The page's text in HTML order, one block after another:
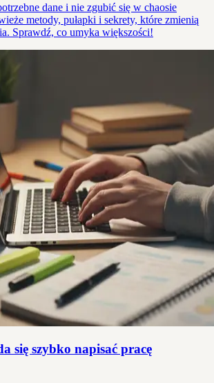
dane i nie zgubić się w chaosie
metody, pułapki i sekrety, które zmienią
Sprawdź, co umyka większości!
się szybko napisać pracę